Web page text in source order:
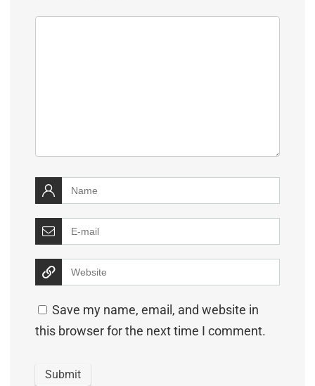
Save my name, email, and website in
this browser for the next time I comment.